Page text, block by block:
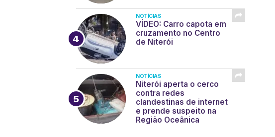
NOTÍCIAS
VÍDEO: Carro capota em
cruzamento no Centro
de Niterói
NOTÍCIAS
Niterói aperta o cerco
contra redes
clandestinas de internet
e prende suspeito na
Região Oceânica